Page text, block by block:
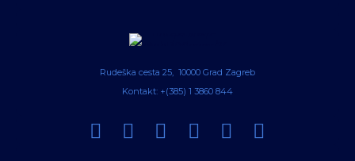
Rudeška cesta 25, 10000 Grad Zagreb
Kontakt: +(385) 1 3860 844